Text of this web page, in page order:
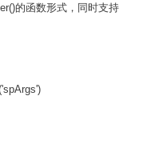
的函数形式，同时支持